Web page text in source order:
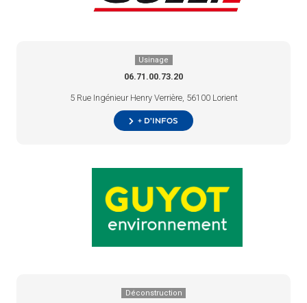
Usinage
06.71.00.73.20
5 Rue Ingénieur Henry Verrière, 56100 Lorient
+ d’infos
Déconstruction